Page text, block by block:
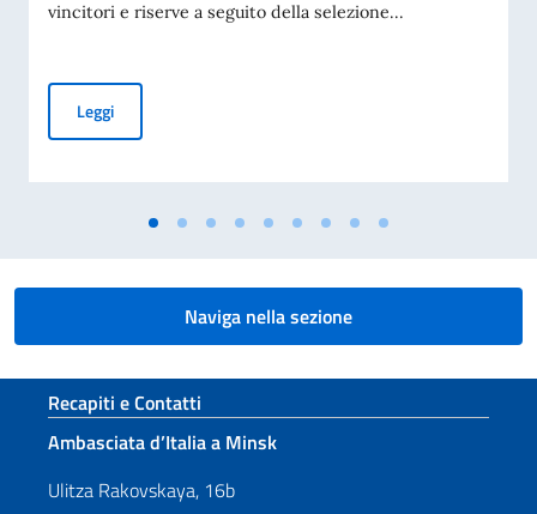
vincitori e riserve a seguito della selezione...
LeggiBorse di studio offerte dal Governo Italiano a studenti
Naviga nella sezione
Sezione footer
Recapiti e Contatti
Ambasciata d’Italia a Minsk
Ulitza Rakovskaya, 16b